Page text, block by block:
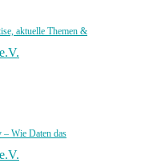
aktuelle Themen &
– Wie Daten das